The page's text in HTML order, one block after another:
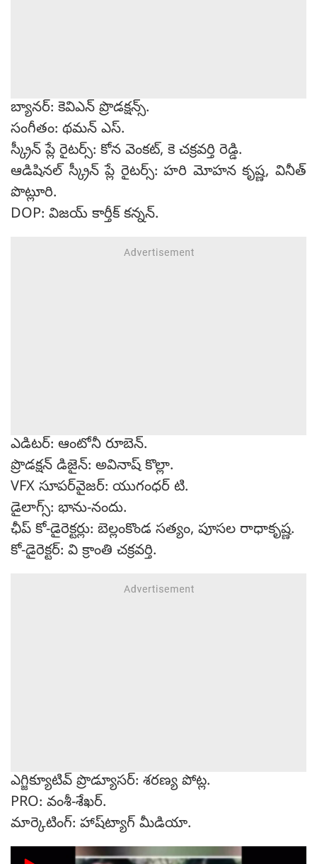
బ్యానర్: కెవిఎన్ ప్రొడక్షన్స్.
సంగీతం: థమన్ ఎస్.
స్క్రీన్ ప్లే రైటర్స్: కోన వెంకట్, కె చక్రవర్తి రెడ్డి.
ఆడిషినల్ స్క్రీన్ ప్లే రైటర్స్: హరి మోహన కృష్ణ, వినీత్
పొట్లూరి.
DOP: విజయ్ కార్తీక్ కన్నన్.
ఎడిటర్: ఆంటోనీ రూబెన్.
ప్రొడక్షన్ డిజైన్: అవినాష్ కొల్లా.
VFX సూపర్‌వైజర్: యుగంధర్ టి.
డైలాగ్స్: భాను-నందు.
ఛీప్ కో-డైరెక్టర్లు: బెల్లంకొండ సత్యం, పూసల రాధాకృష్ణ.
కో-డైరెక్టర్: వి క్రాంతి చక్రవర్తి.
ఎగ్జిక్యూటివ్ ప్రొడ్యూసర్: శరణ్య పోట్ల.
PRO: వంశీ-శేఖర్.
మార్కెటింగ్: హాష్‌ట్యాగ్ మీడియా.